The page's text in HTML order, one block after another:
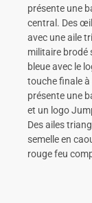
présente une
central. Des
avec une aile
militaire brodé
bleue avec le
touche finale
présente une
et un logo
Des ailes
semelle en
rouge feu